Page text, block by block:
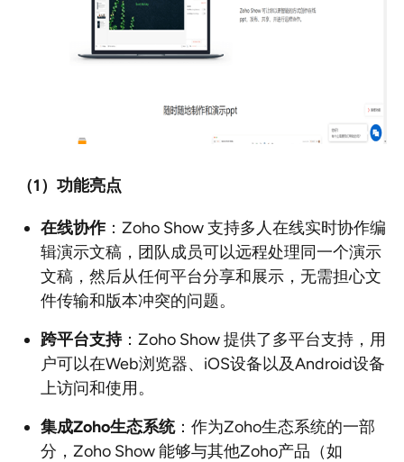
（1）功能亮点
在线协作：Zoho Show 支持多人在线实时协作编
辑演示文稿，团队成员可以远程处理同一个演示
文稿，然后从任何平台分享和展示，无需担心文
件传输和版本冲突的问题。
跨平台支持：Zoho Show 提供了多平台支持，用
户可以在Web浏览器、iOS设备以及Android设备
上访问和使用。
集成Zoho生态系统：作为Zoho生态系统的一部
分，Zoho Show 能够与其他Zoho产品（如